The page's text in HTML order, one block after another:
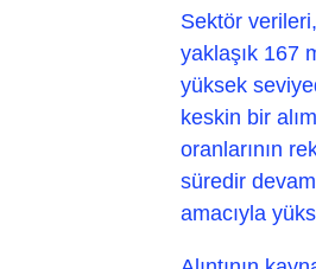
Sektör
yaklaşık 167
yüksek
keskin bir
oranlarının
süredir
amacıyla